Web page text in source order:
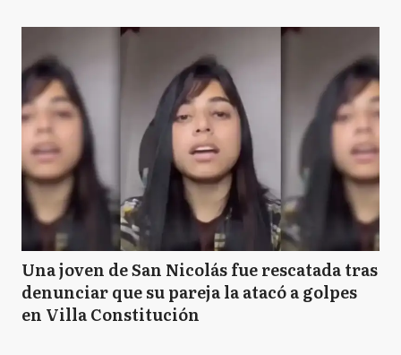
Una joven de San Nicolás fue rescatada tras
denunciar que su pareja la atacó a golpes
en Villa Constitución